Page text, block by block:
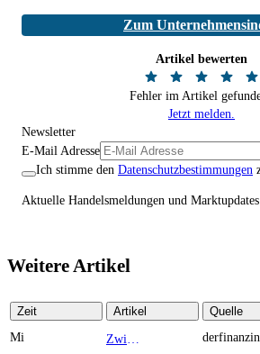
Zum
Artikel bewerten
Fehler im Artikel
Jetzt melden.
Newsletter
E-Mail Adresse
Ich stimme den Datenschutzbestimmungen
Aktuelle Handelsmeldungen und
Weitere Artikel
Zeit Artikel Quelle
Mi